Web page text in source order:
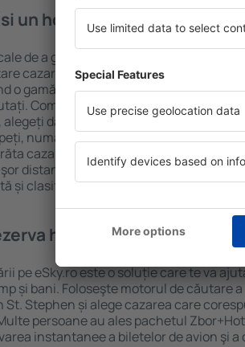
un hotel în St. Stephen?
de a găsi un hotel în St. Stephen este
cazare eSky. Baza mare de date cu
o gamă largă de opţiuni este o garanție
Completați câmpurile motorului de
data de check-in și check-out,
numărul de camere şi gata!
cazarea disponibilă ȋn perioada
distanța de la hotel ȋn centrul orașului,
și clasificarea hotelului.
hoteluri ȋn în St.
pe eSky.ro este o soluție care te va
și bani. Foloseşte motorul de căutare a
Stephen și alege cazarea care
persoane au ales pachetul
instantanee a biletelor de avion şi a